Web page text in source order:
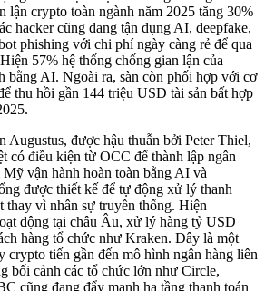
lận crypto toàn ngành năm 2025 tăng 30%
hacker cũng đang tận dụng AI, deepfake,
phishing với chi phí ngày càng rẻ để qua
57% hệ thống chống gian lận của
bằng AI. Ngoài ra, sàn còn phối hợp với cơ
thu hồi gần 144 triệu USD tài sản bất hợp
Augustus, được hậu thuẫn bởi Peter Thiel,
có điều kiện từ OCC để thành lập ngân
vận hành hoàn toàn bằng AI và
được thiết kế để tự động xử lý thanh
thay vì nhân sự truyền thống. Hiện
động tại châu Âu, xử lý hàng tỷ USD
hàng tổ chức như Kraken. Đây là một
crypto tiến gần đến mô hình ngân hàng liên
bối cảnh các tổ chức lớn như Circle,
cũng đang đẩy mạnh hạ tầng thanh toán